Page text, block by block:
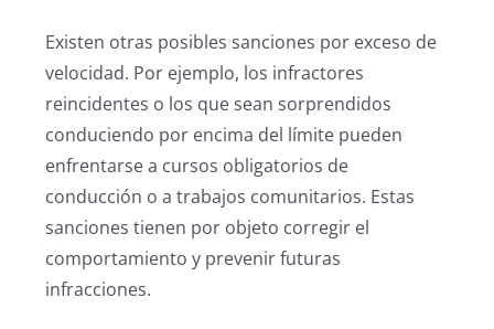
Existen otras posibles sanciones por exceso de
velocidad. Por ejemplo, los infractores
reincidentes o los que sean sorprendidos
conduciendo por encima del límite pueden
enfrentarse a cursos obligatorios de
conducción o a trabajos comunitarios. Estas
sanciones tienen por objeto corregir el
comportamiento y prevenir futuras
infracciones.